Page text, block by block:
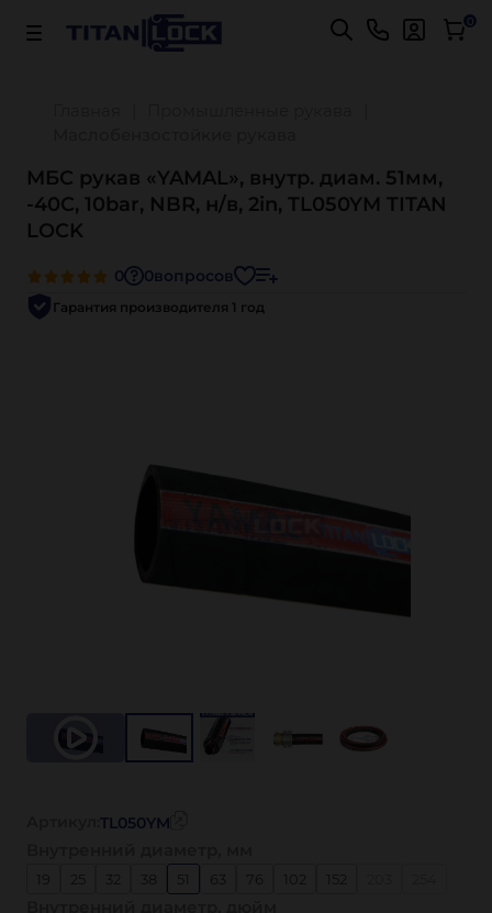
Важно! Для оплаты заказов Подробнее 0
МБС рукав «YAMAL», внутр. диам. 51мм,
-40C, 10bar, NBR, н/в, 2in, TL050YM TITAN
LOCK
0 0вопросов
Гарантия производителя 1 год
TL050YM
32 38 63 76